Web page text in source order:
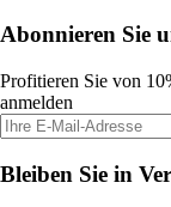
Abonnieren Sie
Profitieren Sie von
anmelden
Bleiben Sie in